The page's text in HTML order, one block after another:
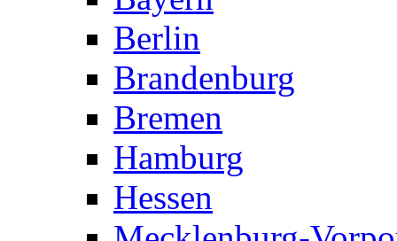
Berlin
Brandenburg
Bremen
Hamburg
Hessen